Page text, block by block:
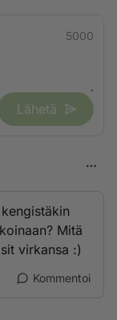
5000
Lähetä
Mitä
virkansa :)
Kommentoi